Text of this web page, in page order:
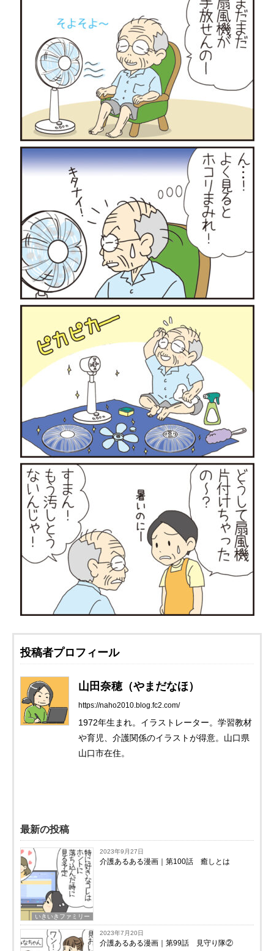
投稿者プロフィール
山田奈穂（やまだなほ）
https://naho2010.blog.fc2.com/
1972年生まれ。イラストレーター。学習教材
や育児、介護関係のイラストが得意。山口県
山口市在住。
最新の投稿
いきいきファミリー
2023年9月27日
介護あるある漫画｜第100話 癒しとは
2023年7月20日
介護あるある漫画｜第99話 見守り隊②